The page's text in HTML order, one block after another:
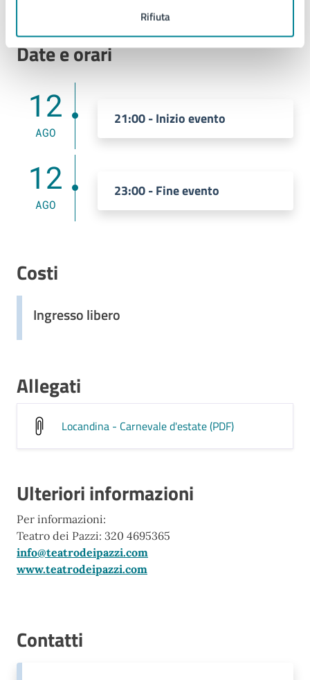
Rifiuta
Date e orari
12
AGO
21:00 - Inizio evento
12
AGO
23:00 - Fine evento
Costi
Ingresso libero
Allegati
Locandina - Carnevale d'estate (PDF)
Ulteriori informazioni
Per informazioni:
Teatro dei Pazzi: 320 4695365
info@teatrodeipazzi.com
www.teatrodeipazzi.com
Contatti